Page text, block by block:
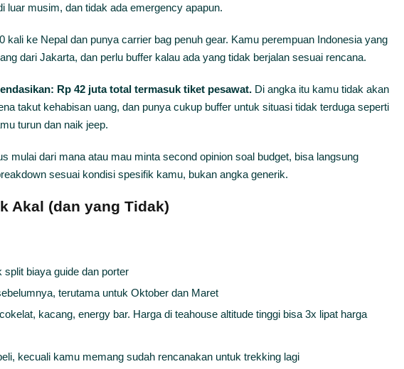
luar musim, dan tidak ada emergency apapun.
kali ke Nepal dan punya carrier bag penuh gear. Kamu perempuan Indonesia yang
dari Jakarta, dan perlu buffer kalau ada yang tidak berjalan sesuai rencana.
Rp 42 juta total termasuk tiket pesawat. Di angka itu kamu tidak akan
takut kehabisan uang, dan punya cukup buffer untuk situasi tidak terduga seperti
turun dan naik jeep.
mulai dari mana atau mau minta second opinion soal budget, bisa langsung
sesuai kondisi spesifik kamu, bukan angka generik.
Akal (dan yang Tidak)
split biaya guide dan porter
terutama untuk Oktober dan Maret
kacang, energy bar. Harga di teahouse altitude tinggi bisa 3x lipat harga
kecuali kamu memang sudah rencanakan untuk trekking lagi